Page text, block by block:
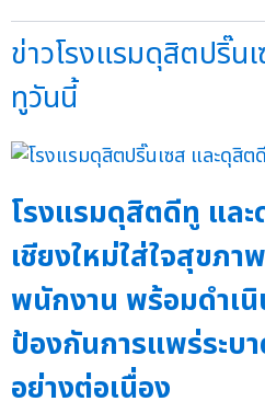
ข่าวโรงแรมดุสิตปริ๊น
ทูวันนี้
โรงแรมดุสิตดีทู แล
เชียงใหม่ใส่ใจสุขภ
พนักงาน พร้อมดำเ
ป้องกันการแพร่ระบ
อย่างต่อเนื่อง